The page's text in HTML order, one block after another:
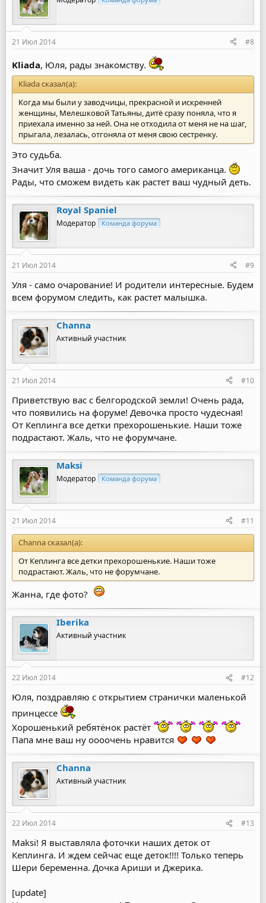
21 Июл 2014 #8
Kliada, Юля, рады знакомству.
Kliada сказал(а):
Когда мы были у заводчицы, прекрасной и искренней
женщины, Мелешковой Татьяны, дитё сразу поняла, что я
приехала именно за ней. Она не отходила от меня не на шаг,
прыгала, лезалась, отгоняла от меня свою сестренку.
Это судьба.
Значит Уля ваша - дочь того самого американца.
Рады, что сможем видеть как растет ваш чудный деть.
Royal Spaniel
Модератор Команда форума
21 Июл 2014 #9
Уля - само очарование! И родители интересные. Будем
всем форумом следить, как растет малышка.
Channa
Активный участник
21 Июл 2014 #10
Приветствую вас с белгородской земли! Очень рада,
что появились на форуме! Девочка просто чудесная!
От Кеплинга все детки прехорошенькие. Наши тоже
подрастают. Жаль, что не форумчане.
Maksi
Модератор Команда форума
21 Июл 2014 #11
Channa сказал(а):
От Кеплинга все детки прехорошенькие. Наши тоже
подрастают. Жаль, что не форумчане.
Жанна, где фото?
Iberika
Активный участник
22 Июл 2014 #12
Юля, поздравляю с открытием странички маленькой
принцессе
Хорошенький ребятёнок растёт
Папа мне ваш ну оооочень нравится
Channa
Активный участник
22 Июл 2014 #13
Maksi! Я выставляла фоточки наших деток от
Кеплинга. И ждем сейчас еще деток!!!! Только теперь
Шери беременна. Дочка Ариши и Джерика.
[update]